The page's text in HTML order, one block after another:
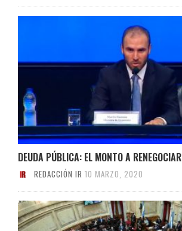
DEUDA PÚBLICA: EL MONTO A RENEGOCIAR
REDACCIÓN IR 10 MARZO, 2020